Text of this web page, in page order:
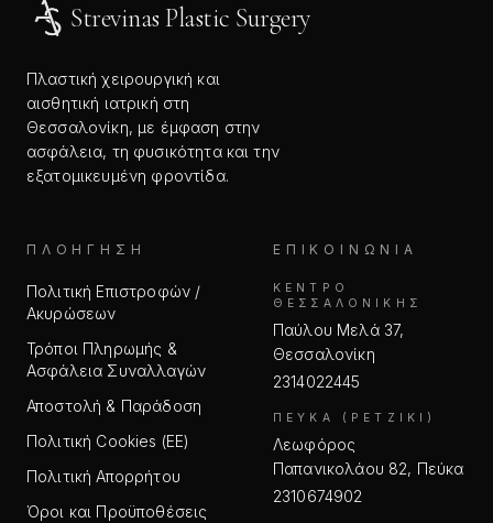
Strevinas Plastic Surgery
Πλαστική χειρουργική και
αισθητική ιατρική στη
Θεσσαλονίκη, με έμφαση στην
ασφάλεια, τη φυσικότητα και την
εξατομικευμένη φροντίδα.
ΠΛΟΉΓΗΣΗ
Πολιτική Επιστροφών /
Ακυρώσεων
Τρόποι Πληρωμής &
Ασφάλεια Συναλλαγών
Αποστολή & Παράδοση
Πολιτική Cookies (ΕΕ)
Πολιτική Απορρήτου
Όροι και Προϋποθέσεις
ΕΠΙΚΟΙΝΩΝΊΑ
ΚΈΝΤΡΟ
ΘΕΣΣΑΛΟΝΊΚΗΣ
Παύλου Μελά 37,
Θεσσαλονίκη
2314022445
ΠΕΎΚΑ (ΡΕΤΖΊΚΙ)
Λεωφόρος
Παπανικολάου 82, Πεύκα
2310674902